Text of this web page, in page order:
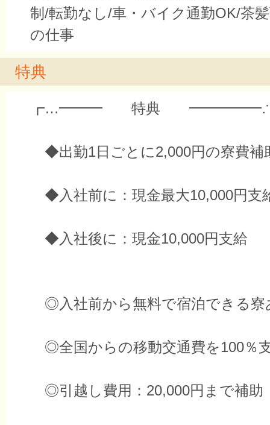
制/転勤なし/車・バイク通勤OK/茶
の仕事
特典
┏…━━━ 特典
◆出勤1日ごとに2,000円の寮費補
◆入社前に：現金最大10,000円支
◆入社後に：現金10,000円支給
◎入社前から無料で宿泊できる寮
◎全国からの移動交通費を100％
◎引越し費用：20,000円まで補助